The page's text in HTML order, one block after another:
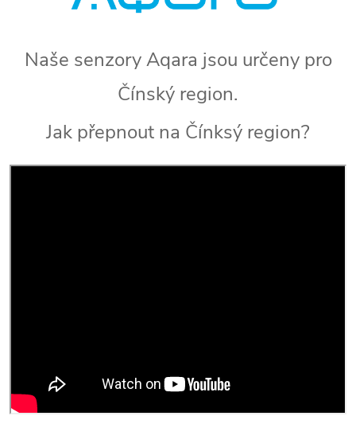
Naše senzory Aqara jsou určeny pro
Čínský region.
Jak přepnout na Čínksý region?